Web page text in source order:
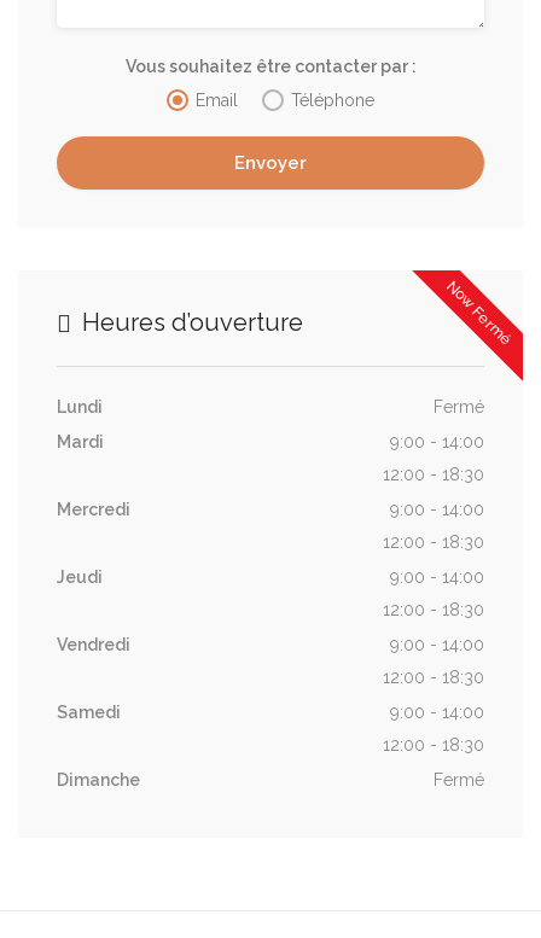
Vous souhaitez être contacter par :
Email
Téléphone
Now Fermé
Heures d’ouverture
Lundi
Fermé
Mardi
9:00 - 14:00
12:00 - 18:30
Mercredi
9:00 - 14:00
12:00 - 18:30
Jeudi
9:00 - 14:00
12:00 - 18:30
Vendredi
9:00 - 14:00
12:00 - 18:30
Samedi
9:00 - 14:00
12:00 - 18:30
Dimanche
Fermé